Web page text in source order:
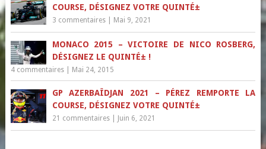
COURSE, DÉSIGNEZ VOTRE QUINTÉ±
3 commentaires| Mai 9, 2021
MONACO 2015 – VICTOIRE DE NICO ROSBERG,
DÉSIGNEZ LE QUINTÉ± !
4 commentaires| Mai 24, 2015
GP AZERBAÏDJAN 2021 – PÉREZ REMPORTE LA
COURSE, DÉSIGNEZ VOTRE QUINTÉ±
21 commentaires| Juin 6, 2021